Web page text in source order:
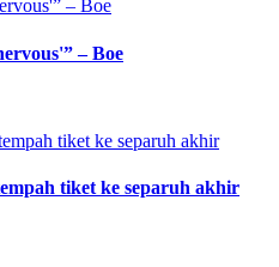
– Boe
tiket ke separuh akhir